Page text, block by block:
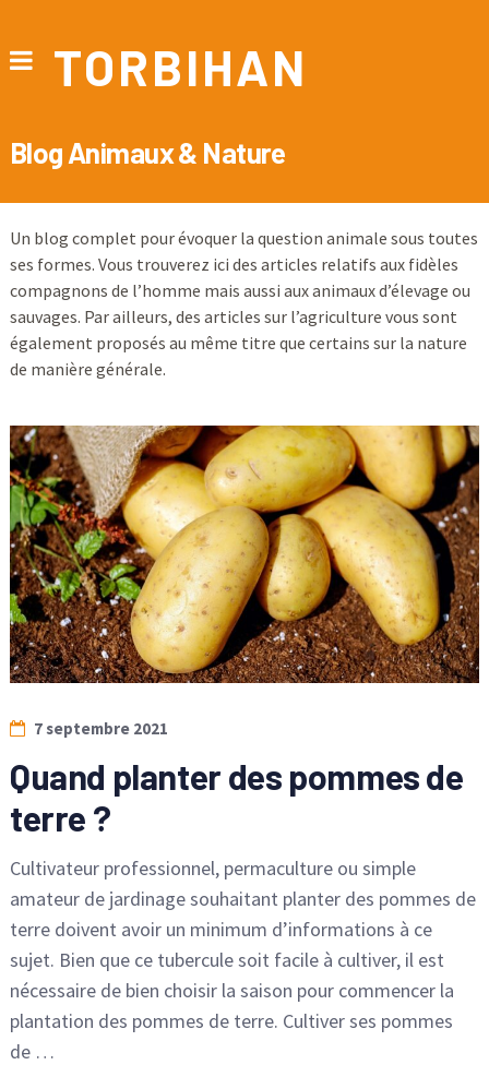
TORBIHAN
Blog Animaux & Nature
Un blog complet pour évoquer la question animale sous toutes
ses formes. Vous trouverez ici des articles relatifs aux fidèles
compagnons de l’homme mais aussi aux animaux d’élevage ou
sauvages. Par ailleurs, des articles sur l’agriculture vous sont
également proposés au même titre que certains sur la nature
de manière générale.
7 septembre 2021
Quand planter des pommes de
terre ?
Cultivateur professionnel, permaculture ou simple
amateur de jardinage souhaitant planter des pommes de
terre doivent avoir un minimum d’informations à ce
sujet. Bien que ce tubercule soit facile à cultiver, il est
nécessaire de bien choisir la saison pour commencer la
plantation des pommes de terre. Cultiver ses pommes
de …